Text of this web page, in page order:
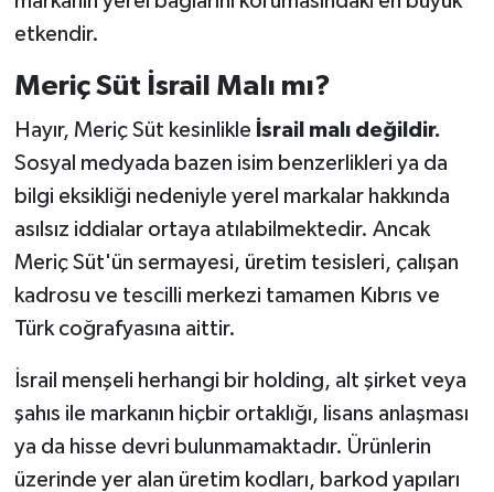
etkendir.
Meriç Süt İsrail Malı mı?
Hayır, Meriç Süt kesinlikle İsrail malı değildir.
Sosyal medyada bazen isim benzerlikleri ya da
bilgi eksikliği nedeniyle yerel markalar hakkında
asılsız iddialar ortaya atılabilmektedir. Ancak
Meriç Süt'ün sermayesi, üretim tesisleri, çalışan
kadrosu ve tescilli merkezi tamamen Kıbrıs ve
Türk coğrafyasına aittir.
İsrail menşeli herhangi bir holding, alt şirket veya
şahıs ile markanın hiçbir ortaklığı, lisans anlaşması
ya da hisse devri bulunmamaktadır. Ürünlerin
üzerinde yer alan üretim kodları, barkod yapıları